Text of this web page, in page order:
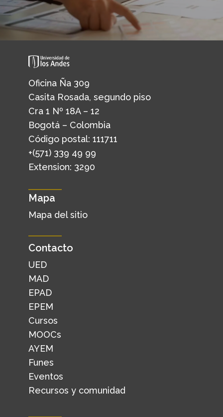
Oficina Ña 309
Casita Rosada, segundo piso
Cra 1 Nº 18A – 12
Bogotá – Colombia
Código postal: 111711
+(571) 339 49 99
Extension: 3290
Mapa
Mapa del sitio
Contacto
UED
MAD
EPAD
EPEM
Cursos
MOOCs
AYEM
Funes
Eventos
Recursos y comunidad